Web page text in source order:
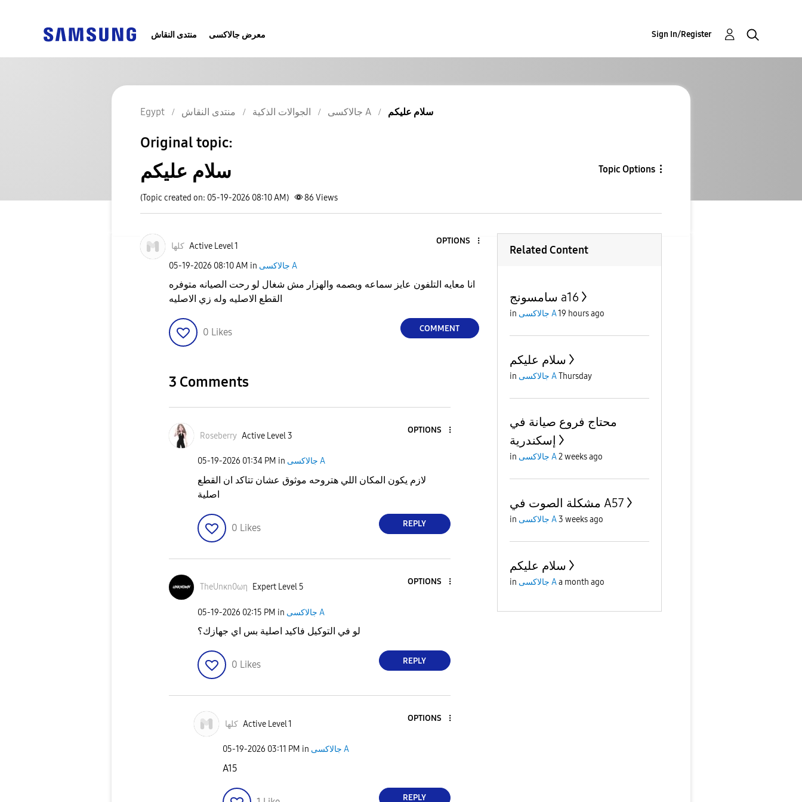
منتدى النقاش معرض جالاكسى Sign In/Register
Egypt منتدى النقاش الجوالات الذكية جالاكسى A سلام عليكم
Original topic:
سلام عليكم Topic Options
(Topic created on: 05-19-2026 08:10 AM) 86 Views
كلها Active Level 1
OPTIONS
‎05-19-2026 08:10 AM in جالاكسى A
انا معايه التلفون عايز سماعه وبصمه والهزار مش شغال لو رحت الصيانه متوفره
0 Likes COMMENT
3 Comments
Roseberry Active Level 3
OPTIONS
‎05-19-2026 01:34 PM in جالاكسى A
لازم يكون المكان اللي هتروحه موثوق عشان تتاكد ان القطع
اصلية
0 Likes REPLY
TheUnκn0ωη Expert Level 5
OPTIONS
‎05-19-2026 02:15 PM in جالاكسى A
لو في التوكيل فاكيد اصلية بس اي جهازك؟
0 Likes REPLY
كلها Active Level 1
OPTIONS
‎05-19-2026 03:11 PM in جالاكسى A
A15
REPLY
Related Content
سامسونج a16
in جالاكسى A19 hours ago
سلام عليكم
in جالاكسى AThursday
محتاج فروع صيانة في
إسكندرية
in جالاكسى A2 weeks ago
مشكلة الصوت في A57
in جالاكسى A3 weeks ago
سلام عليكم
in جالاكسى Aa month ago